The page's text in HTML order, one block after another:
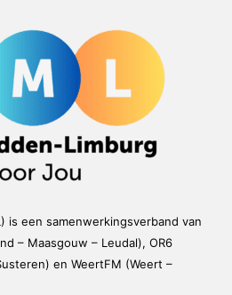
is een samenwerkingsverband van
– Maasgouw – Leudal), OR6
en WeertFM (Weert –